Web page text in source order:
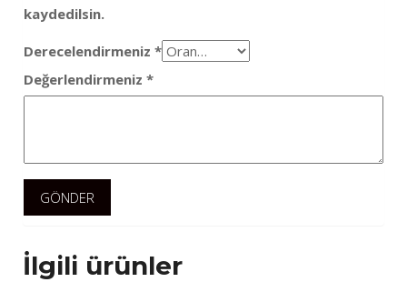
kaydedilsin.
Derecelendirmeniz *
Değerlendirmeniz *
İlgili ürünler